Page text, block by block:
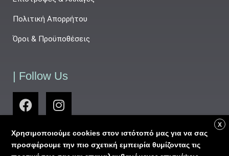
Πολιτική Απορρήτου
Όροι & Προϋποθέσεις
| Follow Us
X
Χρησιμοποιούμε cookies στον ιστότοπό μας για να σας
προσφέρουμε την πιο σχετική εμπειρία θυμίζοντας τις